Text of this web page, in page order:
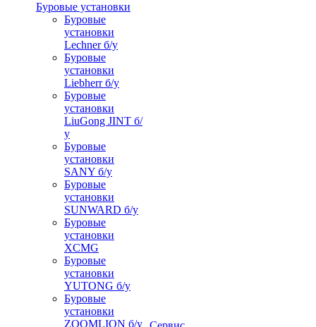
Буровые установки
Буровые
установки
Lechner б/у
Буровые
установки
Liebherr б/у
Буровые
установки
LiuGong JINT б/
у
Буровые
установки
SANY б/у
Буровые
установки
SUNWARD б/у
Буровые
установки
XCMG
Буровые
установки
YUTONG б/у
Буровые
установки
ZOOMLION б/у